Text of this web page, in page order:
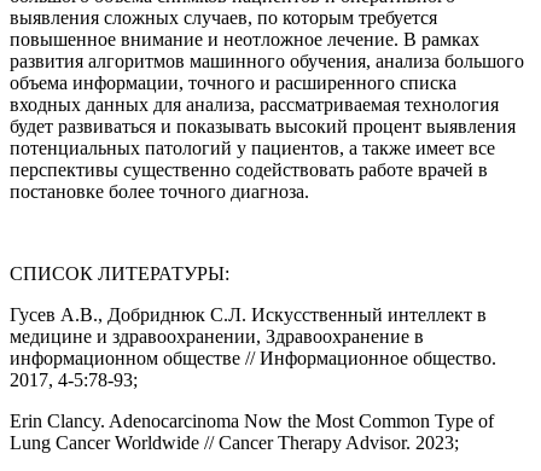
выявления сложных случаев, по которым требуется
повышенное внимание и неотложное лечение. В рамках
развития алгоритмов машинного обучения, анализа большого
объема информации, точного и расширенного списка
входных данных для анализа, рассматриваемая технология
будет развиваться и показывать высокий процент выявления
потенциальных патологий у пациентов, а также имеет все
перспективы существенно содействовать работе врачей в
постановке более точного диагноза.
СПИСОК ЛИТЕРАТУРЫ:
Гусев А.В., Добриднюк С.Л. Искусственный интеллект в
медицине и здравоохранении, Здравоохранение в
информационном обществе // Информационное общество.
2017, 4-5:78-93;
Erin Clancy. Adenocarcinoma Now the Most Common Type of
Lung Cancer Worldwide // Cancer Therapy Advisor. 2023;